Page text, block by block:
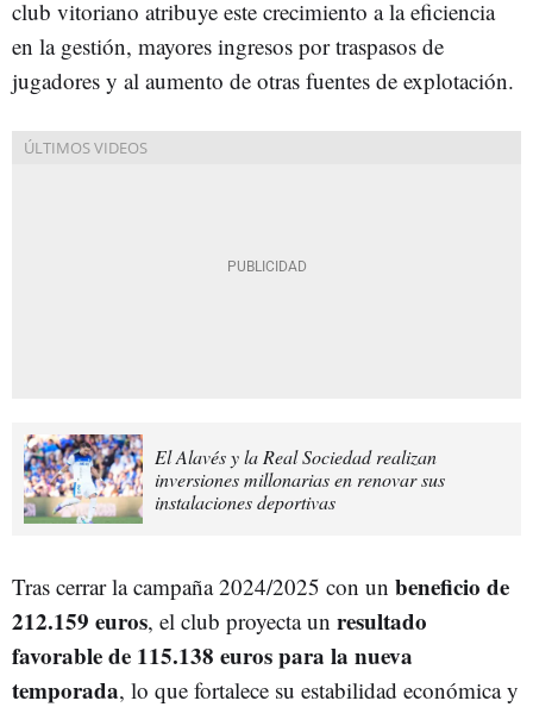
club vitoriano atribuye este crecimiento a la eficiencia
en la gestión, mayores ingresos por traspasos de
jugadores y al aumento de otras fuentes de explotación.
El Alavés y la Real Sociedad realizan
inversiones millonarias en renovar sus
instalaciones deportivas
Tras cerrar la campaña 2024/2025 con un beneficio de
212.159 euros, el club proyecta un resultado
favorable de 115.138 euros para la nueva
temporada, lo que fortalece su estabilidad económica y